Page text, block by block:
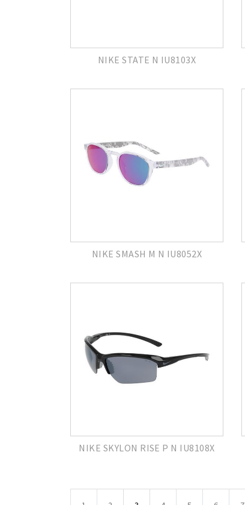
NIKE STATE N IU8103X
NIKE SMASH M N IU8052X
NIKE SKYLON RISE P N IU8108X